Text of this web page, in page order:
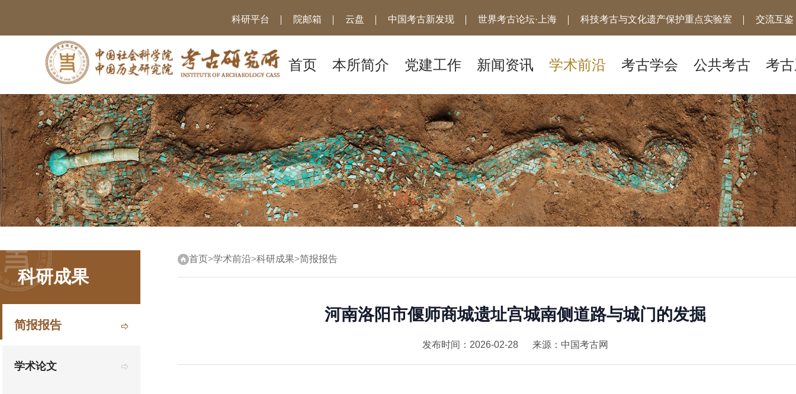
科研平台 院邮箱 云盘 中国考古新发现 世界考古论坛·上海 科技考古与文化遗产保护重点实验室 交流互鉴
首页 本所简介 党建工作 新闻资讯 学术前沿 考古学会 公共考古 考
科研成果
简报报告
学术论文
首页>学术前沿>科研成果>简报报告
河南洛阳市偃师商城遗址宫城南侧道路与城门的发掘
发布时间：2026-02-28 来源：中国考古网